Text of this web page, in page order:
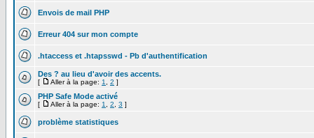
Envois de mail PHP
Erreur 404 sur mon compte
.htaccess et .htapsswd - Pb d'authentification
Des ? au lieu d'avoir des accents.
[ Aller à la page: 1 2 ]
PHP Safe Mode activé
[ Aller à la page: 1 2 3 ]
problème statistiques